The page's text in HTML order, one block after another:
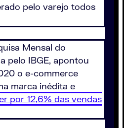
pelo varejo todos
Mensal do
pelo IBGE, apontou
o e-commerce
marca inédita e
por 12,6% das vendas